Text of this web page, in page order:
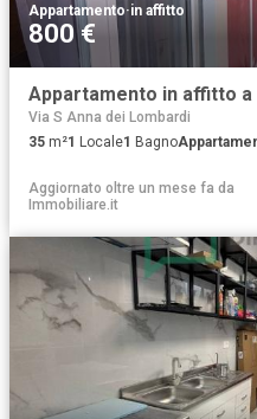
Appartamento·in affitto
800 €
Appartamento in affitto a
Via S Anna dei Lombardi
35 m²1 Locale1 Bagno
Aggiornato oltre un mese fa da
Immobiliare.it